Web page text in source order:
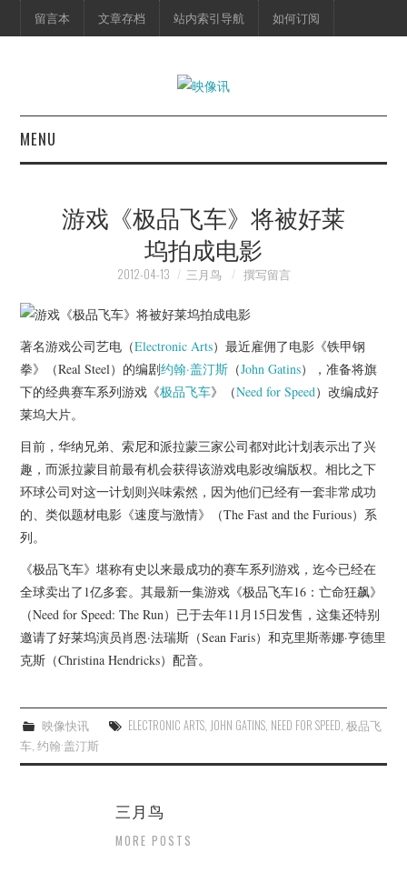
留言本 文章存档 站内索引导航 如何订阅
MENU
映像快讯
海报剧照
脱口秀
杂七杂八
美剧英剧
电影档期
游戏《极品飞车》将被好莱
坞拍成电影
2012-04-13 三月鸟 撰写留言
著名游戏公司艺电（Electronic Arts）最近雇佣了电影《铁甲钢
拳》（Real Steel）的编剧约翰·盖汀斯 （John Gatins），准备将旗
下的经典赛车系列游戏《极品飞车》（Need for Speed）改编成好
莱坞大片。
目前，华纳兄弟、索尼和派拉蒙三家公司都对此计划表示出了兴
趣，而派拉蒙目前最有机会获得该游戏电影改编版权。相比之下
环球公司对这一计划则兴味索然，因为他们已经有一套非常成功
的、类似题材电影《速度与激情》（The Fast and the Furious）系
列。
《极品飞车》堪称有史以来最成功的赛车系列游戏，迄今已经在
全球卖出了1亿多套。其最新一集游戏《极品飞车16：亡命狂飙》
（Need for Speed: The Run）已于去年11月15日发售，这集还特别
邀请了好莱坞演员肖恩·法瑞斯（Sean Faris）和克里斯蒂娜·亨德里
克斯（Christina Hendricks）配音。
映像快讯 ELECTRONIC ARTS, JOHN GATINS, NEED FOR SPEED, 极品飞
车,约翰·盖汀斯
三月鸟
MORE POSTS